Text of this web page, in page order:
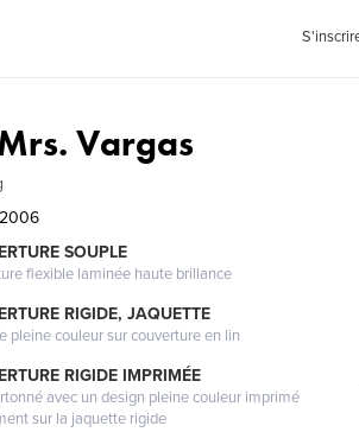
Vargas
SOUPLE
flexible laminée haute brillance
RIGIDE, JAQUETTE
pleine couleur sur couverture en lin
RIGIDE IMPRIMÉE
avec un design pleine couleur imprimé
sur la jaquette rigide